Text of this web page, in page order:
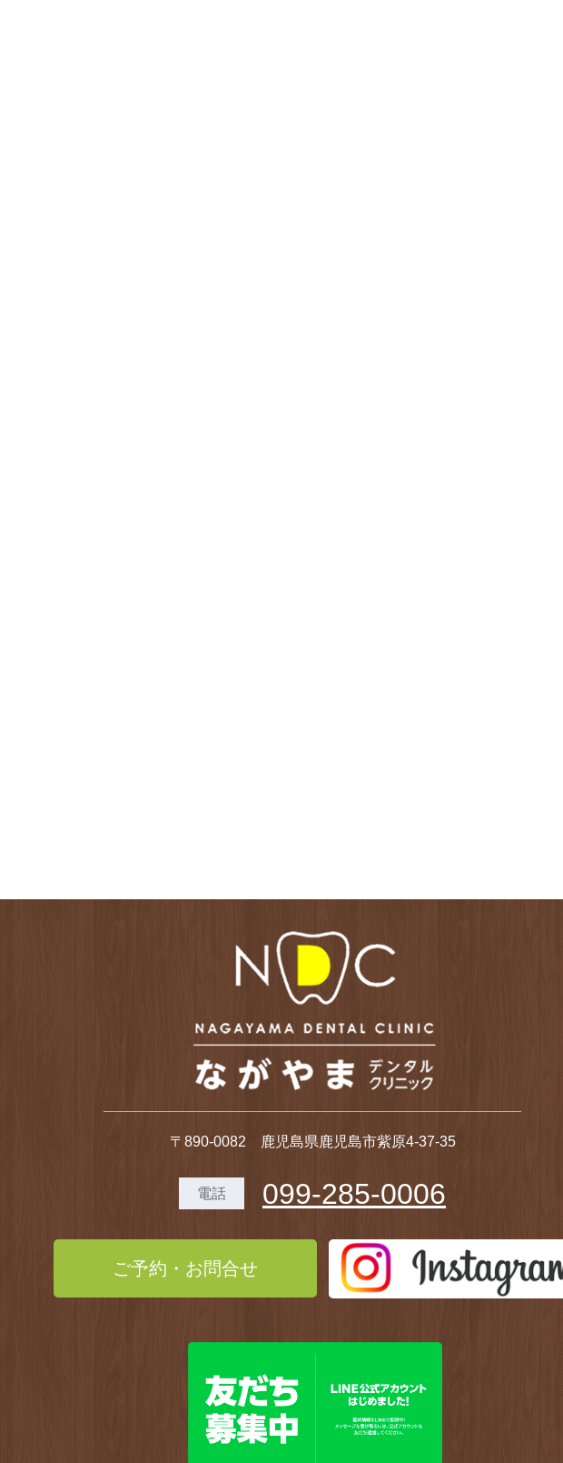
〒890-0082 鹿児島県鹿児島市紫原4-37-35
電話 099-285-0006
ご予約・お問合せ